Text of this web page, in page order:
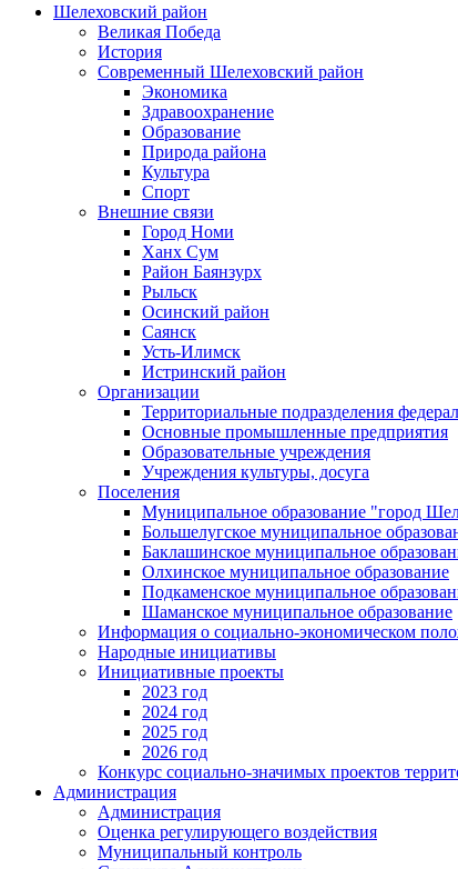
Шелеховский район
Великая Победа
История
Современный Шелеховский район
Экономика
Здравоохранение
Образование
Природа района
Культура
Спорт
Внешние связи
Город Номи
Ханх Сум
Район Баянзурх
Рыльск
Осинский район
Саянск
Усть-Илимск
Истринский район
Организации
Территориальные подразделения
Основные промышленные предприятия
Образовательные учреждения
Учреждения культуры, досуга
Поселения
Муниципальное образование "город
Большелугское муниципальное
Баклашинское муниципальное
Олхинское муниципальное образование
Подкаменское муниципальное
Шаманское муниципальное образование
Информация о социально-экономическом
Народные инициативы
Инициативные проекты
2023 год
2024 год
2025 год
2026 год
Конкурс социально-значимых проектов
Администрация
Администрация
Оценка регулирующего воздействия
Муниципальный контроль